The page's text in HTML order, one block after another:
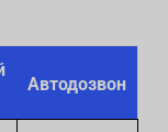
Автодозвон